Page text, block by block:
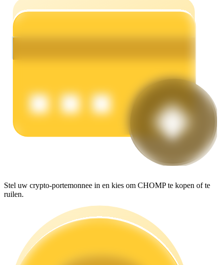
Verdienen
Verdien dagelijks competitieve beloningen
Stel uw crypto-portemonnee in en kies om CHOMP te kopen of te
ruilen.